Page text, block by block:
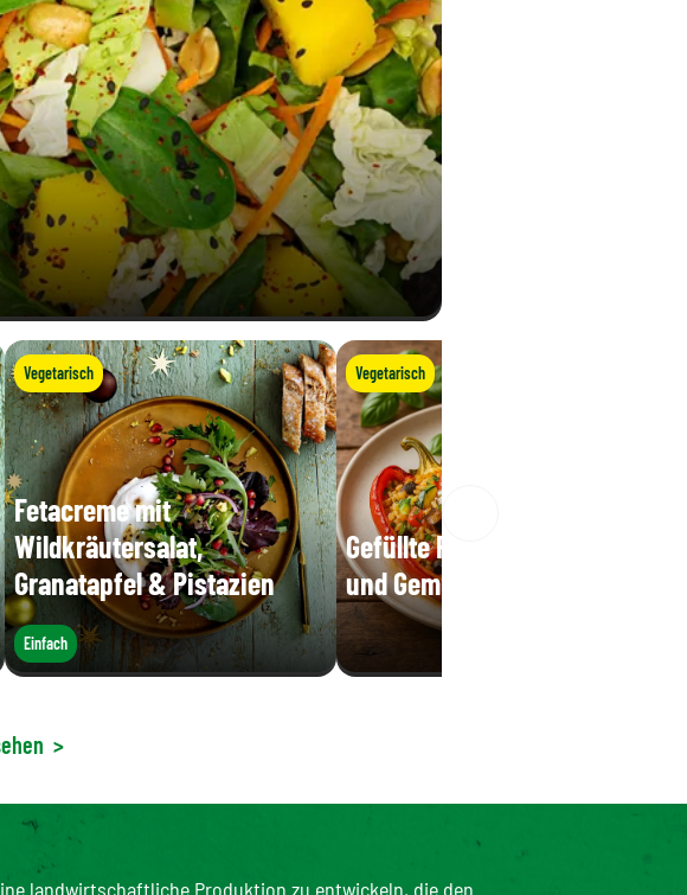
Vegetarisch
Fetacreme mit
Wildkräutersalat,
Granatapfel & Pistazien
Einfach
Vegetarisch
Gefüllte Paprika mit Reis
und Gemüse
>
landwirtschaftliche Produktion zu entwickeln, die den